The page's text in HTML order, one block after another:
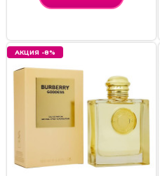
АКЦИЯ -8%